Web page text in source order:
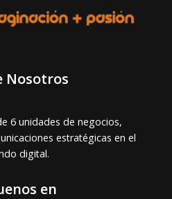
Nosotros
6 unidades de negocios,
estratégicas en el
digital.
en